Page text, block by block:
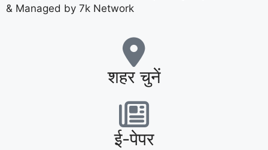
& Managed by 7k Network
शहर चुनें
ई-पेपर